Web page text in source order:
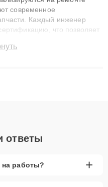
современное
Каждый инженер
что позволяет
3 лет. Наши мастера
ответы
на работы? +